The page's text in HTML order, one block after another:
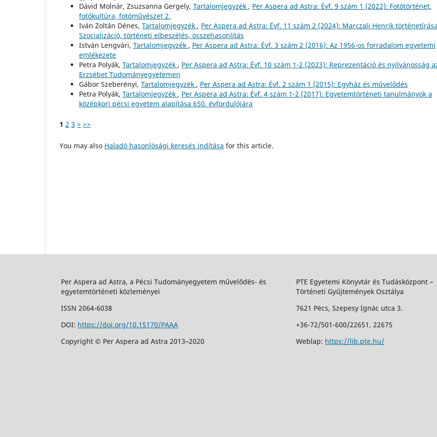
Dávid Molnár, Zsuzsanna Gergely, Tartalomjegyzék , Per Aspera ad Astra: Évf. 9 szám 1 (2022): Fotótörténet,
fotókultúra, fotóművészet 2.
Iván Zoltán Dénes, Tartalomjegyzék , Per Aspera ad Astra: Évf. 11 szám 2 (2024): Marczali Henrik
Szocializáció, történeti elbeszélés, összehasonlítás
István Lengvári, Tartalomjegyzék , Per Aspera ad Astra: Évf. 3 szám 2 (2016): Az 1956-os forradalom egyetemi
emlékezete
Petra Polyák, Tartalomjegyzék , Per Aspera ad Astra: Évf. 10 szám 1-2 (2023): Reprezentáció és nyilvánosság
Erzsébet Tudományegyetemen
Gábor Szeberényi, Tartalomjegyzék , Per Aspera ad Astra: Évf. 2 szám 1 (2015): Egyház és művelődés
Petra Polyák, Tartalomjegyzék , Per Aspera ad Astra: Évf. 4 szám 1-2 (2017): Egyetemtörténeti tanulmányok a
középkori pécsi egyetem alapítása 650. évfordulójára
1 2 3 > >>
You may also Haladó hasonlósági keresés indítása for this article.
Per Aspera ad Astra, a Pécsi Tudományegyetem művelődés- és
egyetemtörténeti közleményei
ISSN 2064-6038
DOI: https://doi.org/10.15170/PAAA
Copyright © Per Aspera ad Astra 2013–2020
PTE Egyetemi Könyvtár és Tudásközpont –
Történeti Gyűjtemények Osztálya
7621 Pécs, Szepesy Ignác utca 3.
+36-72/501-600/22651, 22675
Weblap: https://lib.pte.hu/